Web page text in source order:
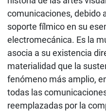
comunicaciones, debido
soporte fílmico en su
electromecánica. Es la
asocia a su existencia
materialidad que la
fenómeno más amplio,
todas las
reemplazadas por la